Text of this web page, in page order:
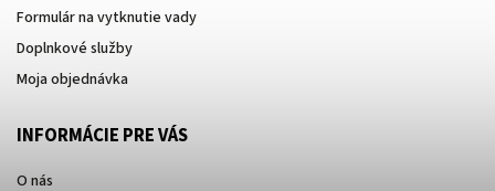
Formulár na vytknutie vady
Doplnkové služby
Moja objednávka
INFORMÁCIE PRE VÁS
O nás